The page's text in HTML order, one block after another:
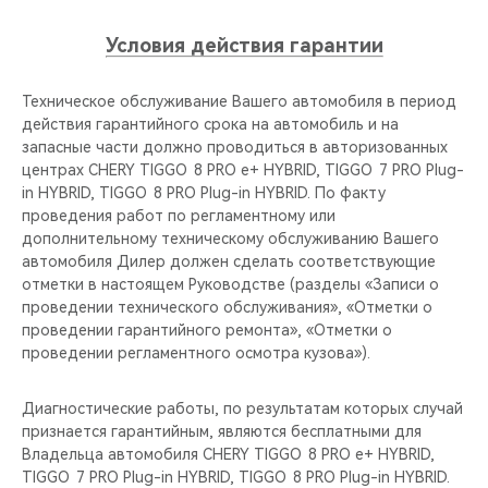
Условия действия гарантии
Техническое обслуживание Вашего автомобиля в период
действия гарантийного срока на автомобиль и на
запасные части должно проводиться в авторизованных
центрах CHERY TIGGO 8 PRO е+ HYBRID, TIGGO 7 PRO Plug-
in HYBRID, TIGGO 8 PRO Plug-in HYBRID. По факту
проведения работ по регламентному или
дополнительному техническому обслуживанию Вашего
автомобиля Дилер должен сделать соответствующие
отметки в настоящем Руководстве (разделы «Записи о
проведении технического обслуживания», «Отметки о
проведении гарантийного ремонта», «Отметки о
проведении регламентного осмотра кузова»).
Диагностические работы, по результатам которых случай
признается гарантийным, являются бесплатными для
Владельца автомобиля CHERY TIGGO 8 PRO е+ HYBRID,
TIGGO 7 PRO Plug-in HYBRID, TIGGO 8 PRO Plug-in HYBRID.